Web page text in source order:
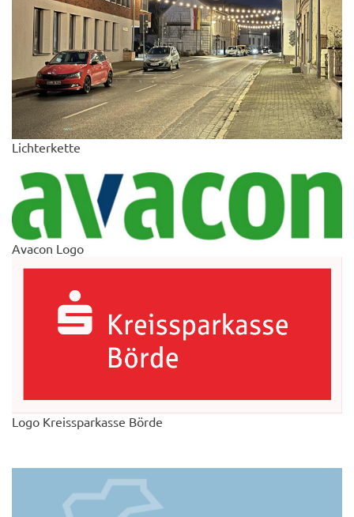
Lichterkette
Avacon Logo
Logo Kreissparkasse Börde